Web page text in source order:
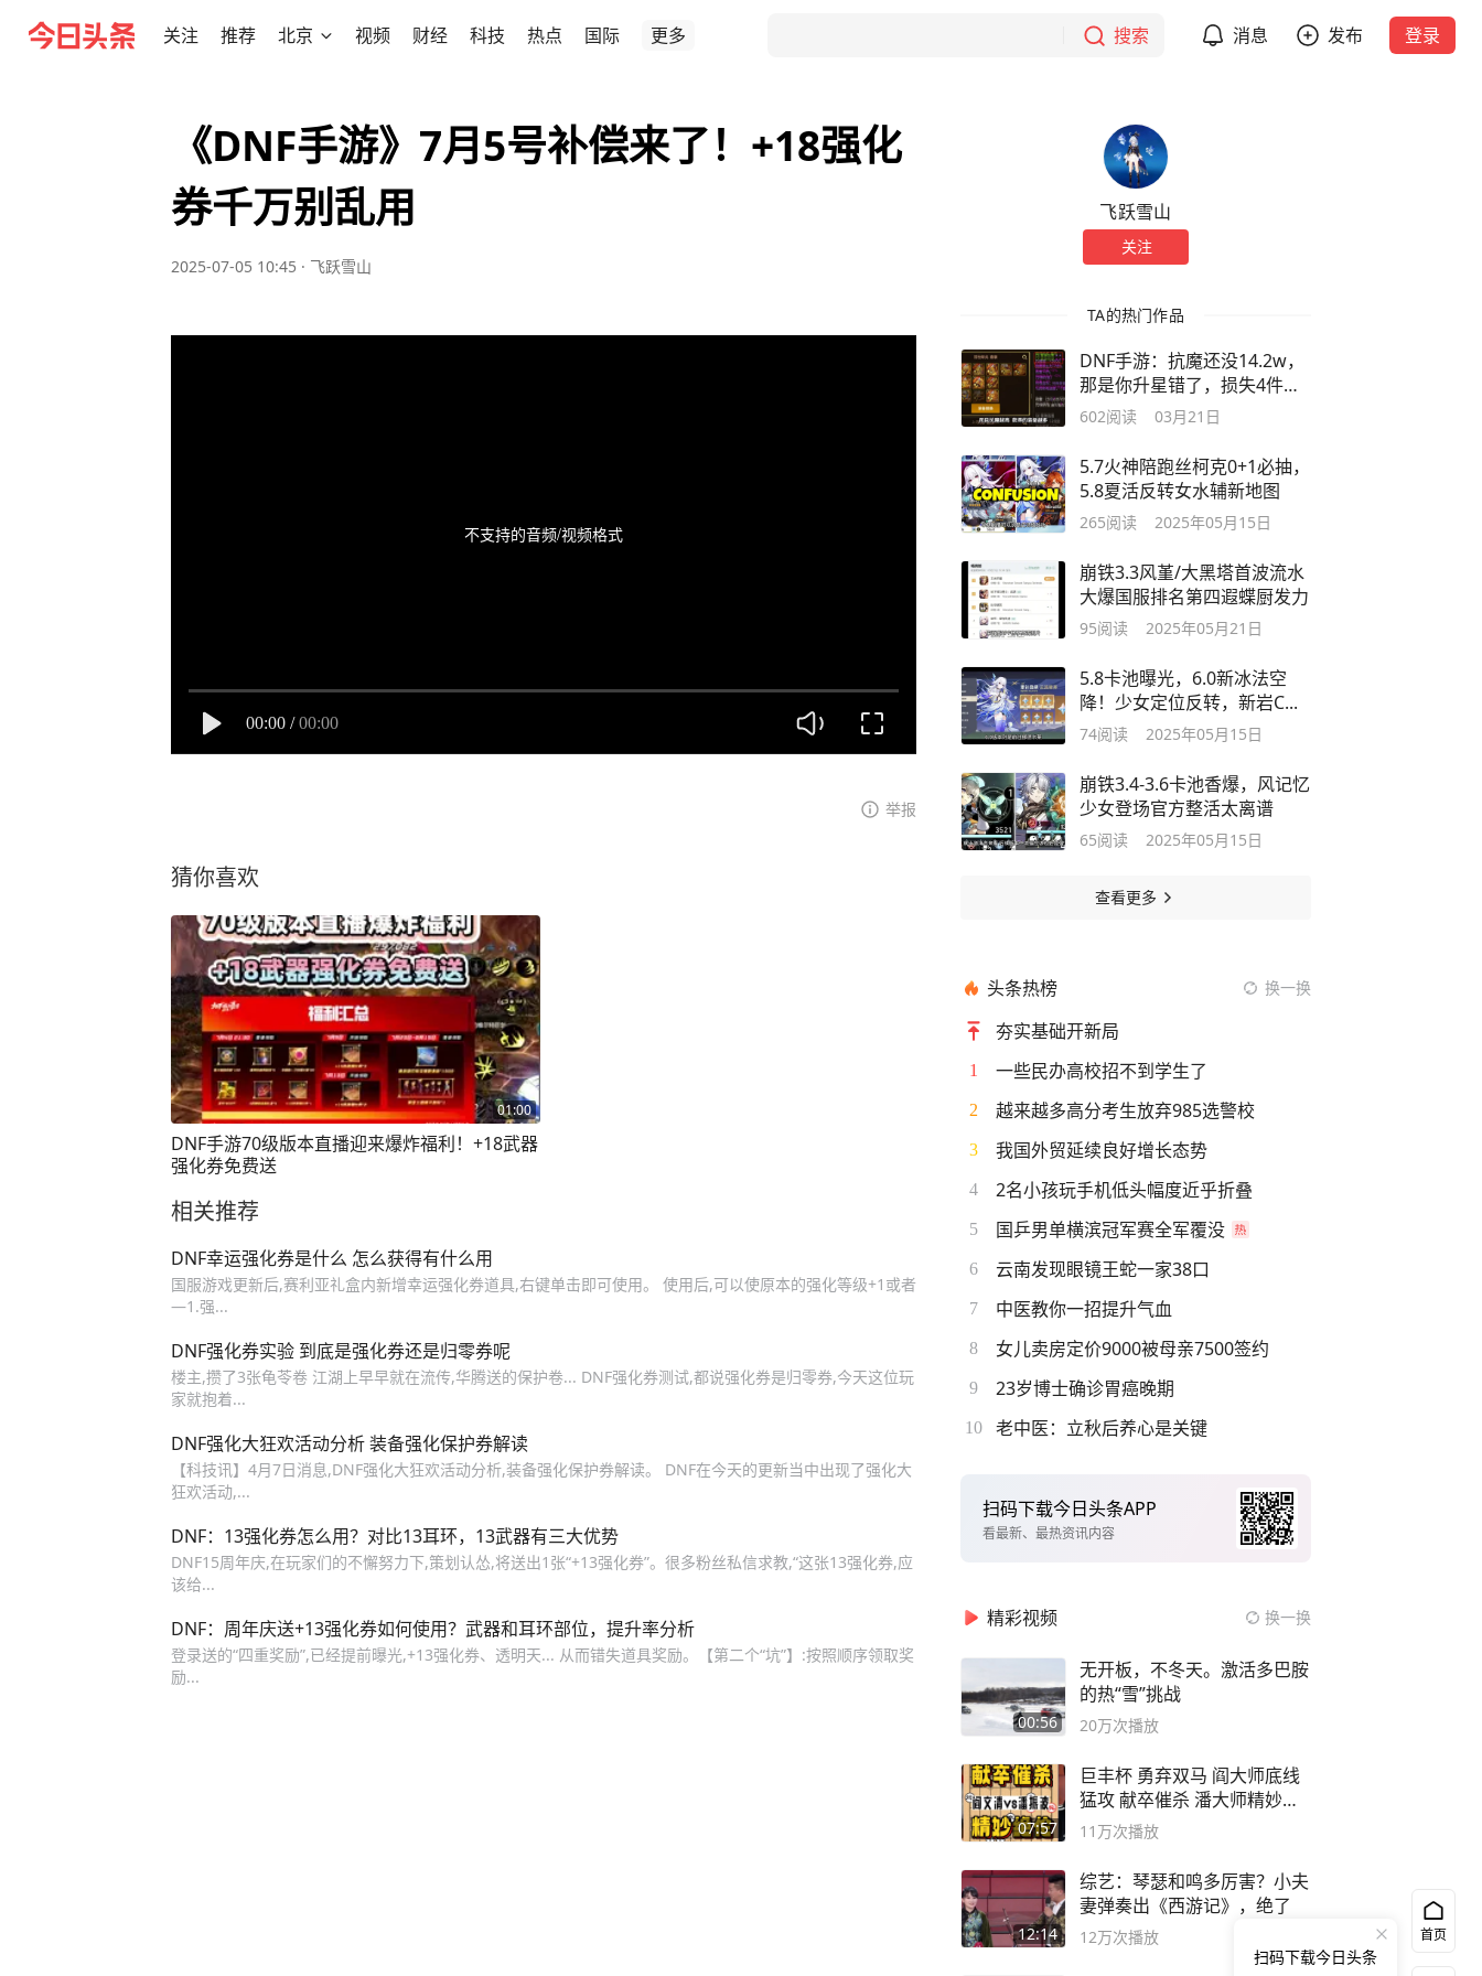
关注 推荐 北京 视频 财经 科技 热点 国际 更多 搜索 消息 发布 登录
《DNF手游》7月5号补偿来了！+18强化
券千万别乱用
2025-07-05 10:45 · 飞跃雪山
不支持的音频/视频格式
00:00 / 00:00
举报
猜你喜欢
01:00
DNF手游70级版本直播迎来爆炸福利！+18武器
强化券免费送
相关推荐
DNF幸运强化券是什么 怎么获得有什么用
国服游戏更新后,赛利亚礼盒内新增幸运强化券道具,右键单击即可使用。 使用后,可以使原本的强化等级+1或者
—1.强...
DNF强化券实验 到底是强化券还是归零券呢
楼主,攒了3张龟苓卷 江湖上早早就在流传,华腾送的保护卷... DNF强化券测试,都说强化券是归零券,今天这位玩
家就抱着...
DNF强化大狂欢活动分析 装备强化保护券解读
【科技讯】4月7日消息,DNF强化大狂欢活动分析,装备强化保护券解读。 DNF在今天的更新当中出现了强化大
狂欢活动,...
DNF：13强化券怎么用？对比13耳环，13武器有三大优势
DNF15周年庆,在玩家们的不懈努力下,策划认怂,将送出1张“+13强化券”。很多粉丝私信求教,“这张13强化券,应
该给...
DNF：周年庆送+13强化券如何使用？武器和耳环部位，提升率分析
登录送的“四重奖励”,已经提前曝光,+13强化券、透明天... 从而错失道具奖励。【第二个“坑”】:按照顺序领取奖
励...
飞跃雪山
关注
TA的热门作品
DNF手游：抗魔还没14.2w，
那是你升星错了，损失4件史
诗！
602阅读 03月21日
5.7火神陪跑丝柯克0+1必抽，
5.8夏活反转女水辅新地图
265阅读 2025年05月15日
崩铁3.3风堇/大黑塔首波流水
大爆国服排名第四遐蝶厨发力
95阅读 2025年05月21日
5.8卡池曝光，6.0新冰法空
降！少女定位反转，新岩C...
74阅读 2025年05月15日
崩铁3.4-3.6卡池香爆，风记忆
少女登场官方整活太离谱
65阅读 2025年05月15日
查看更多
头条热榜 换一换
夯实基础开新局
1 一些民办高校招不到学生了
2 越来越多高分考生放弃985选警校
3 我国外贸延续良好增长态势
4 2名小孩玩手机低头幅度近乎折叠
5 国乒男单横滨冠军赛全军覆没
6 云南发现眼镜王蛇一家38口
7 中医教你一招提升气血
8 女儿卖房定价9000被母亲7500签约
9 23岁博士确诊胃癌晚期
10 老中医：立秋后养心是关键
扫码下载今日头条APP
看最新、最热资讯内容
精彩视频 换一换
00:56
无开板，不冬天。激活多巴胺
的热“雪”挑战
20万次播放
07:57
巨丰杯 勇弃双马 阎大师底线
猛攻 献卒催杀 潘大师精妙入
局
11万次播放
12:14
综艺：琴瑟和鸣多厉害？小夫
妻弹奏出《西游记》，绝了
12万次播放 首页
扫码下载今日头条